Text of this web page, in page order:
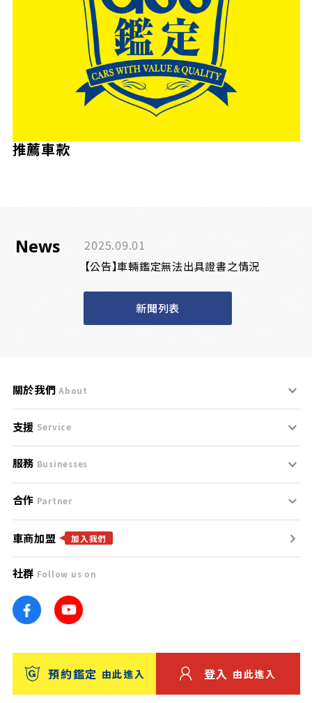
推薦車款
News 2025.09.01
【公告】車輛鑑定無法出具證書之情況
新聞列表
關於我們 About
刊登規範
服務條款
免責聲明
隱私權政策
團隊
車訊網
台灣優良中古車商大獎
支援 Service
支援中心
聯絡我們
服務 Businesses
什麼是Goo鑑定？
找好車
找好店
找海外車
消費者評價
合作 Partner
合作夥伴
廣告合作
車商加盟 加入我們
社群 Follow us on
預約鑑定 由此進入 登入 由此進入